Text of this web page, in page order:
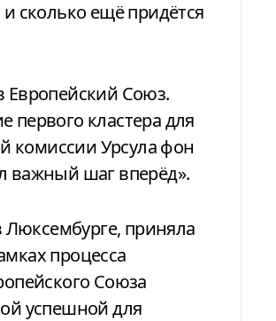
сколько ещё придётся
первого кластера для
комиссии Урсула фон
важный шаг вперёд».
приняла
процесса
Союза
успешной для